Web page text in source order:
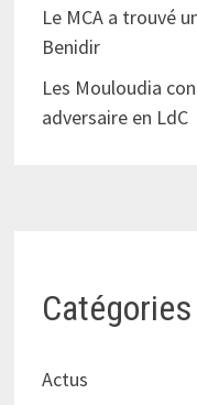
Le MCA a trouvé
Benidir
Les Mouloudia
adversaire en LdC
Catégories
Actus